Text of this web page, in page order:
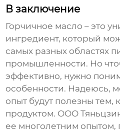
В заключение
Горчичное масло – это
ингредиент, который
самых разных областях
промышленности. Но
эффективно, нужно
особенности. Надеюсь,
опыт будут полезны тем,
продуктом. ООО
ее многолетним опытом,